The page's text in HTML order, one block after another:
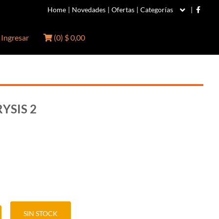
Home | Novedades | Ofertas | Categorías |
Ingresar (0) $ 0,00
2
SIN STOCK